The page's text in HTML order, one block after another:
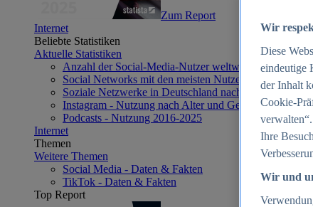
Zum Report
Internet
Beliebte Statistiken
Aktuelle Statistiken
Anzahl der Social-Media-Nutzer weltweit 2012-2025
Social Networks mit den meisten Nutzern weltweit 2025
Soziale Netzwerke in Deutschland nach Generationen
Instagram - Nutzung nach Alter und Geschlecht in
Podcasts - Nutzung 2016-2025
Internet
Themen
Weitere Themen
Social Media - Daten & Fakten
TikTok - Daten & Fakten
Top Report
Wir
Diese
eindeutige
der Inhalt
Cookie-
Ihre
Wir und